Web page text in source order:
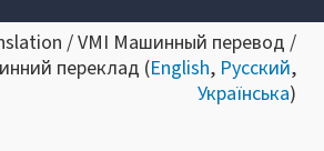
/ VMI Машинный перевод /
переклад (English, Русский,
Українська)